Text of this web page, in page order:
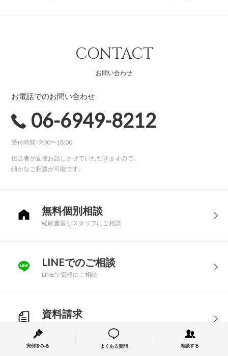
CONTACT
お問い合わせ
お電話でのお問い合わせ
06-6949-8212
受付時間：9:00〜18:00
担当者が直接お話しさせていただきますので、
細かなご相談が可能です。
無料個別相談
経験豊富なスタッフにご相談
LINEでのご相談
LINEで気軽にご相談
資料請求
実例をみる よくある質問 相談する